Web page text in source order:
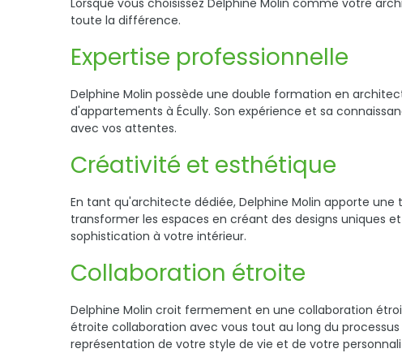
Lorsque vous choisissez Delphine Molin comme votre
toute la différence.
Expertise professionnelle
Delphine Molin possède une double formation en
d'appartements à Écully. Son expérience et sa
avec vos attentes.
Créativité et esthétique
En tant qu'architecte dédiée, Delphine Molin apporte
transformer les espaces en créant des designs uniques
sophistication à votre intérieur.
Collaboration étroite
Delphine Molin croit fermement en une collaboration
étroite collaboration avec vous tout au long du
représentation de votre style de vie et de votre